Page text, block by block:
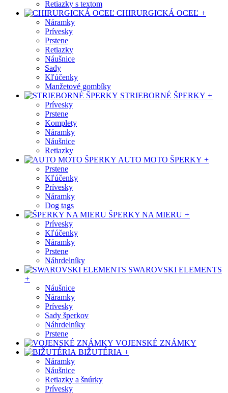
Retiazky s textom
CHIRURGICKÁ OCEĽ +
Náramky
Prívesky
Prstene
Retiazky
Náušnice
Sady
Kľúčenky
Manžetové gombíky
STRIEBORNÉ ŠPERKY +
Prívesky
Prstene
Komplety
Náramky
Náušnice
Retiazky
AUTO MOTO ŠPERKY +
Prstene
Kľúčenky
Prívesky
Náramky
Dog tags
ŠPERKY NA MIERU +
Prívesky
Kľúčenky
Náramky
Prstene
Náhrdelníky
SWAROVSKI ELEMENTS
+
Náušnice
Náramky
Prívesky
Sady šperkov
Náhrdelníky
Prstene
VOJENSKÉ ZNÁMKY
BIŽUTÉRIA +
Náramky
Náušnice
Retiazky a šnúrky
Prívesky